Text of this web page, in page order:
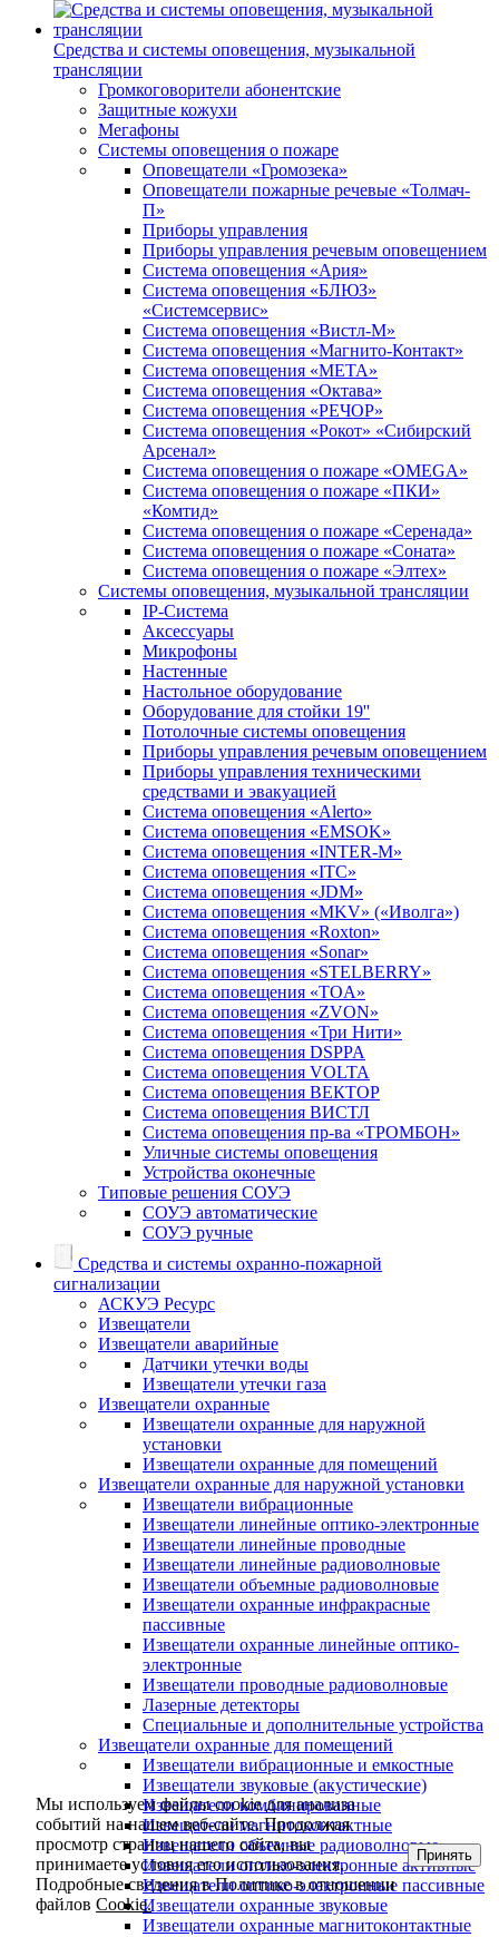
Средства и системы оповещения, музыкальной
трансляции
Громкоговорители абонентские
Защитные кожухи
Мегафоны
Системы оповещения о пожаре
Оповещатели «Громозека»
Оповещатели пожарные речевые «Толмач-
П»
Приборы управления
Приборы управления речевым оповещением
Система оповещения «Ария»
Система оповещения «БЛЮЗ»
«Системсервис»
Система оповещения «Вистл-М»
Система оповещения «Магнито-Контакт»
Система оповещения «МЕТА»
Система оповещения «Октава»
Система оповещения «РЕЧОР»
Система оповещения «Рокот» «Сибирский
Арсенал»
Система оповещения о пожаре «OMEGA»
Система оповещения о пожаре «ПКИ»
«Комтид»
Система оповещения о пожаре «Серенада»
Система оповещения о пожаре «Соната»
Система оповещения о пожаре «Элтех»
Системы оповещения, музыкальной трансляции
IP-Система
Аксессуары
Микрофоны
Настенные
Настольное оборудование
Оборудование для стойки 19''
Потолочные системы оповещения
Приборы управления речевым оповещением
Приборы управления техническими
средствами и эвакуацией
Система оповещения «Alerto»
Система оповещения «EMSOK»
Система оповещения «INTER-M»
Система оповещения «ITC»
Система оповещения «JDM»
Система оповещения «MKV» («Иволга»)
Система оповещения «Roxton»
Система оповещения «Sonar»
Система оповещения «STELBERRY»
Система оповещения «TOA»
Система оповещения «ZVON»
Система оповещения «Три Нити»
Система оповещения DSPPA
Система оповещения VOLTA
Система оповещения ВЕКТОР
Система оповещения ВИСТЛ
Система оповещения пр-ва «ТРОМБОН»
Уличные системы оповещения
Устройства оконечные
Типовые решения СОУЭ
СОУЭ автоматические
СОУЭ ручные
Средства и системы охранно-пожарной
сигнализации
АСКУЭ Ресурс
Извещатели
Извещатели аварийные
Датчики утечки воды
Извещатели утечки газа
Извещатели охранные
Извещатели охранные для наружной
установки
Извещатели охранные для помещений
Извещатели охранные для наружной установки
Извещатели вибрационные
Извещатели линейные оптико-электронные
Извещатели линейные проводные
Извещатели линейные радиоволновые
Извещатели объемные радиоволновые
Извещатели охранные инфракрасные
пассивные
Извещатели охранные линейные оптико-
электронные
Извещатели проводные радиоволновые
Лазерные детекторы
Специальные и дополнительные устройства
Извещатели охранные для помещений
Извещатели вибрационные и емкостные
Извещатели звуковые (акустические)
Извещатели комбинированные
Извещатели магнитоконтактные
Извещатели объемные радиоволновые
Извещатели оптико-электронные активные
Извещатели оптико-электронные пассивные
Извещатели охранные звуковые
Извещатели охранные магнитоконтактные
Мы используем файлы cookie для анализа
событий на нашем веб-сайте. Продолжая
просмотр страниц нашего сайта, вы
принимаете условия его использования.
Подробные сведения в Политике в отношении
файловCookie.
Принять